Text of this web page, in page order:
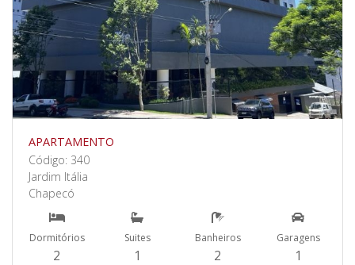
APARTAMENTO
Código: 340
Jardim Itália
Chapecó
Dormitórios
2
Suites
1
Banheiros
2
Garagens
1